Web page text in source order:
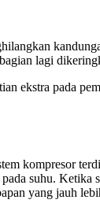
lagi
ekstra pada
kompresor
suhu.
yang jauh